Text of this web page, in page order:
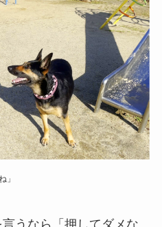
」
うなら「押してダメな